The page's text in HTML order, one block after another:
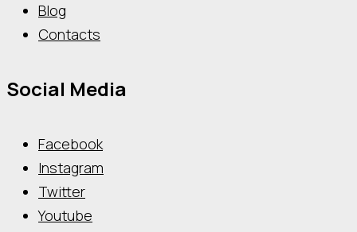
Blog
Contacts
Social Media
Facebook
Instagram
Twitter
Youtube